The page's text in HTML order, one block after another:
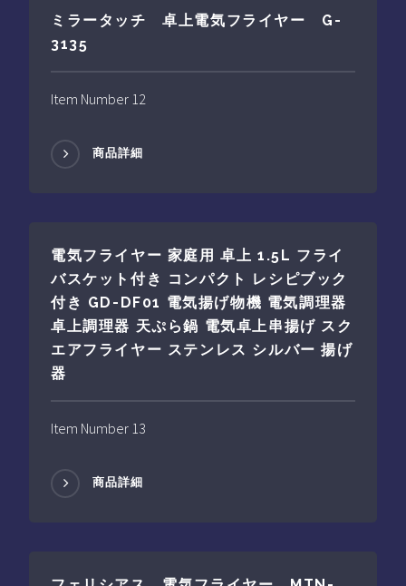
ミラータッチ 卓上電気フライヤー G-
3135
Item Number 12
商品詳細
電気フライヤー 家庭用 卓上 1.5L フライ
バスケット付き コンパクト レシピブック
付き GD-DF01 電気揚げ物機 電気調理器
卓上調理器 天ぷら鍋 電気卓上串揚げ スク
エアフライヤー ステンレス シルバー 揚げ
器
Item Number 13
商品詳細